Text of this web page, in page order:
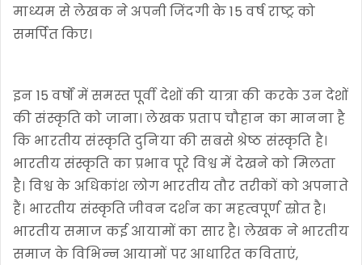
माध्यम से लेखक ने अपनी जिंदगी के 15 वर्ष राष्ट्र को
समर्पित किए।
इन 15 वर्षों में समस्त पूर्वी देशों की यात्रा की करके उन देशों
की संस्कृति को जाना। लेखक प्रताप चौहान का मानना है
कि भारतीय संस्कृति दुनिया की सबसे श्रेष्ठ संस्कृति है।
भारतीय संस्कृति का प्रभाव पूरे विश्व में देखने को मिलता
है। विश्व के अधिकांश लोग भारतीय तौर तरीकों को अपनाते
हैं। भारतीय संस्कृति जीवन दर्शन का महत्वपूर्ण स्रोत है।
भारतीय समाज कई आयामों का सार है। लेखक ने भारतीय
समाज के विभिन्न आयामों पर आधारित कविताएं,